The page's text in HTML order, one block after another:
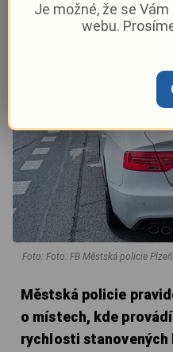
Foto: Foto: FB Městská policie Plzeň
Městská policie
o místech, kde
rychlosti stanovených
Je možné, že se
webu.